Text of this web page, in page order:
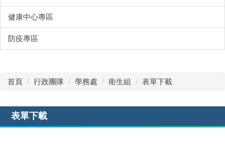
健康中心專區
防疫專區
首頁 行政團隊 學務處 衛生組 表單下載
表單下載